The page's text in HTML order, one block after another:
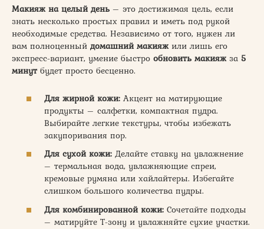
Макияж на целый день – это достижимая цель, если
знать несколько простых правил и иметь под рукой
необходимые средства. Независимо от того, нужен ли
вам полноценный домашний макияжили лишь его
экспресс-вариант, умение быстро обновить макияжза 5
минут будет просто бесценно.
Для жирной кожи: Акцент на матирующие
продукты – салфетки, компактная пудра.
Выбирайте легкие текстуры, чтобы избежать
закупоривания пор.
Для сухой кожи: Делайте ставку на увлажнение
– термальная вода, увлажняющие спреи,
кремовые румяна или хайлайтеры. Избегайте
слишком большого количества пудры.
Для комбинированной кожи: Сочетайте подходы
– матируйте Т-зону и увлажняйте сухие участки.